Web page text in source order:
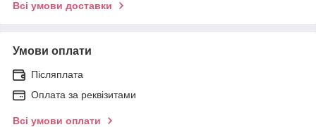
Всі умови доставки
Умови оплати
Післяплата
Оплата за реквізитами
Всі умови оплати